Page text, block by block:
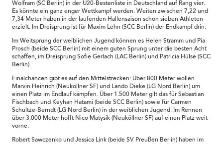
Wolfram (SC Berlin) in der U20-Bestenliste in Deutschland auf Rang vier.
Es könnte ein ganz enger Wettkampf werden. Weiten zwischen 7,22 und
7,34 Meter haben in der laufenden Hallensaison schon sieben Athleten
erzielt. Im Dreisprung ist für Maxim Lehn (SCC Berlin) der Endkampf drin.
Im Weitsprung der weiblichen Jugend können es Helen Stramm und Pia
Prosch (beide SCC Berlin) mit einem guten Sprung unter die besten Acht
schaffen, im Dreisprung Sofie Gerlach (LAC Berlin) und Patricia Hülse (SCC
Berlin).
Finalchancen gibt es auf den Mittelstrecken: Über 800 Meter wollen
Marvin Heinrich (Neuköllner SF) und Lando Dieke (LG Nord Berlin) um
einen Platz im Endlauf kämpfen. Über 1.500 Meter gilt das für Sebastian
Fischbach und Keyhan Hatami (beide SCC Berlin) sowie für Carmen
Schultze-Berndt (LG Nord Berlin) in der weiblichen Jugend. Im Rennen
über 3.000 Meter hofft Nico Matysik (Neuköllner SF) auf einen Platz weit
vorne.
Robert Sawczenko und Jessica Link (beide SV Preußen Berlin) haben im